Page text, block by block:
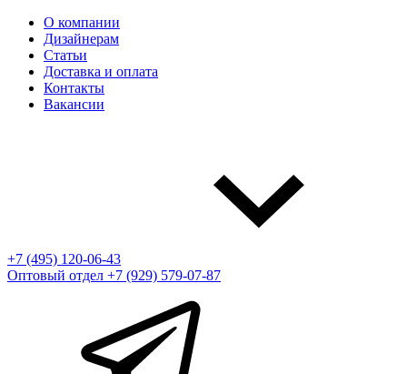
О компании
Дизайнерам
Статьи
Доставка и оплата
Контакты
Вакансии
+7 (495) 120-06-43
Оптовый отдел +7 (929) 579-07-87